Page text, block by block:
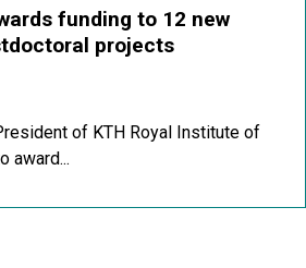
funding to 12 new
projects
of KTH Royal Institute of
award...